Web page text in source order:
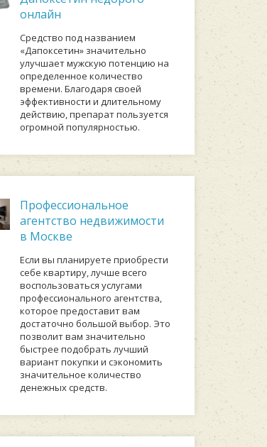
онлайн
Средство под названием
«Дапоксетин» значительно
улучшает мужскую потенцию на
определенное количество
времени. Благодаря своей
эффективности и длительному
действию, препарат пользуется
огромной популярностью.
Профессиональное
агентство недвижимости
в Москве
Если вы планируете приобрести
себе квартиру, лучше всего
воспользоваться услугами
профессионального агентства,
которое предоставит вам
достаточно большой выбор. Это
позволит вам значительно
быстрее подобрать лучший
вариант покупки и сэкономить
значительное количество
денежных средств.